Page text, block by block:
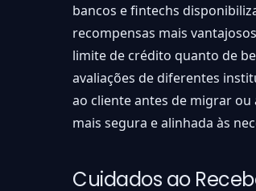
bancos e fintechs
recompensas mais
limite de crédito quanto de
avaliações de diferentes
ao cliente antes de migrar
mais segura e alinhada às
Cuidados ao